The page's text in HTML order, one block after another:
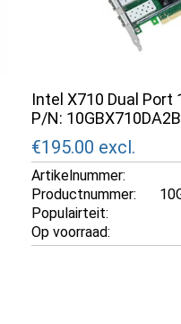
Intel X710 Dual Port
P/N:
€195.00 excl.
Artikelnummer:
Productnummer:
Populairteit:
Op voorraad: